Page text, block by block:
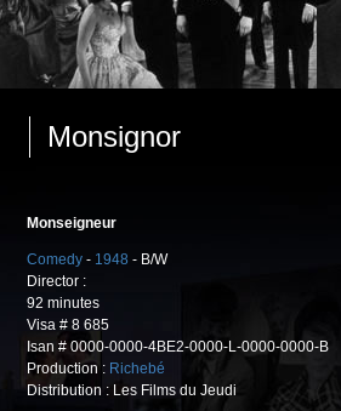
Monsignor
Monseigneur
Comedy - 1948 - B/W
Director :
92 minutes
Visa # 8 685
Isan # 0000-0000-4BE2-0000-L-0000-0000-B
Production : Richebé
Distribution : Les Films du Jeudi